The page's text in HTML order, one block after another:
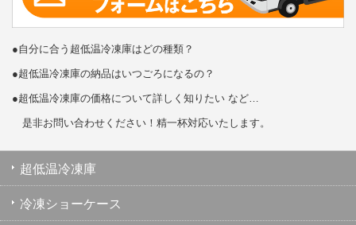
●自分に合う超低温冷凍庫はどの種類？
●超低温冷凍庫の納品はいつごろになるの？
●超低温冷凍庫の価格について詳しく知りたい など…
是非お問い合わせください！精一杯対応いたします。
超低温冷凍庫
冷凍ショーケース